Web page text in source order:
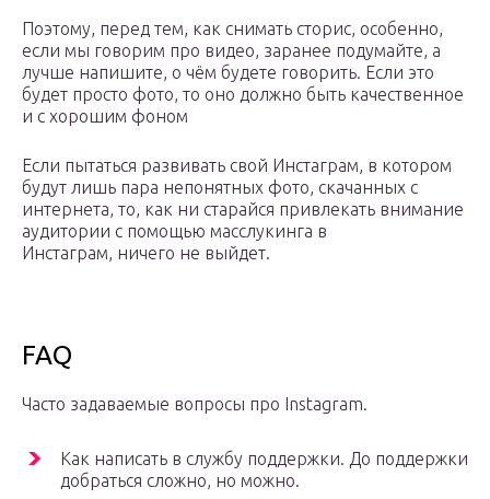
Поэтому, перед тем, как снимать сторис, особенно,
если мы говорим про видео, заранее подумайте, а
лучше напишите, о чём будете говорить. Если это
будет просто фото, то оно должно быть качественное
и с хорошим фоном
Если пытаться развивать свой Инстаграм, в котором
будут лишь пара непонятных фото, скачанных с
интернета, то, как ни старайся привлекать внимание
аудитории с помощью масслукинга в
Инстаграм, ничего не выйдет.
FAQ
Часто задаваемые вопросы про Instagram.
Как написать в службу поддержки. До поддержки
добраться сложно, но можно.